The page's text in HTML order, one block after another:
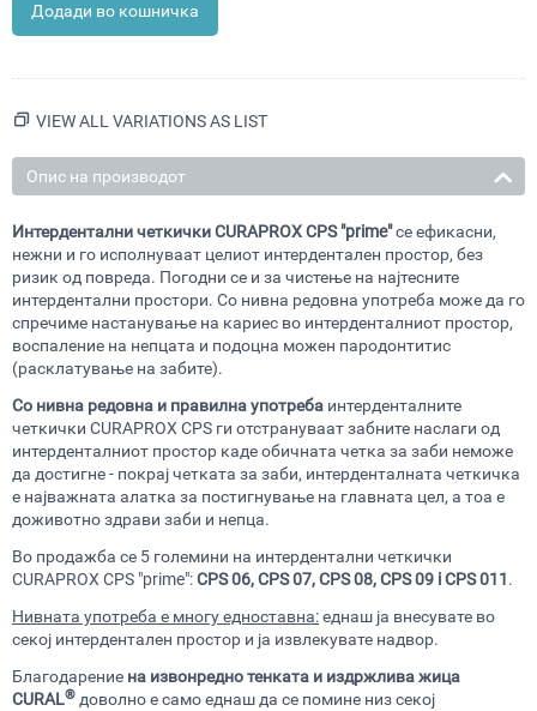
Додади во кошничка
VIEW ALL VARIATIONS AS LIST
Опис на производот
Интердентални четкички CURAPROX CPS "prime"се ефикасни,
нежни и го исполнуваат целиот интердентален простор, без
ризик од повреда. Погодни се и за чистење на најтесните
интердентални простори. Со нивна редовна употреба може да го
спречиме настанување на кариес во интерденталниот простор,
воспаление на непцата и подоцна можен пародонтитис
(расклатување на забите).
Со нивна редовна и правилна употреба интерденталните
четкички CURAPROX CPS ги отстрануваат забните наслаги од
интерденталниот простор каде обичната четка за заби неможе
да достигне - покрај четката за заби, интерденталната четкичка
е најважната алатка за постигнување на главната цел, а тоа е
доживотно здрави заби и непца.
Во продажба се 5 големини на интердентални четкички
CURAPROX CPS "prime":CPS 06, CPS 07, CPS 08, CPS 09 i CPS 011.
Нивната употреба е многу едноставна:еднаш ја внесувате во
секој интердентален простор и ја извлекувате надвор.
Благодарение на извонредно тенката и издржлива жица
CURAL® доволно е само еднаш да се помине низ секој